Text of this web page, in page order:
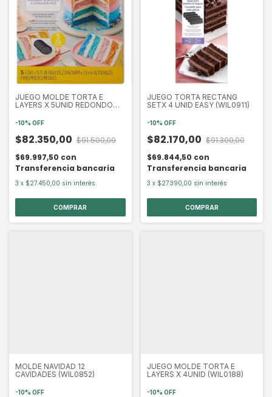
JUEGO MOLDE TORTA E
LAYERS X 5UNID REDONDO
-10% OFF
$82.350,00 $91.500,00
$69.997,50 con
Transferencia bancaria
3 x $27.450,00 sin interés
JUEGO TORTA RECTANG
SETX 4 UNID EASY (WIL0911)
-10% OFF
$82.170,00 $91.300,00
$69.844,50 con
Transferencia bancaria
3 x $27.390,00 sin interés
MOLDE NAVIDAD 12
CAVIDADES (WIL0852)
-10% OFF
JUEGO MOLDE TORTA E
LAYERS X 4UNID (WIL0188)
-10% OFF